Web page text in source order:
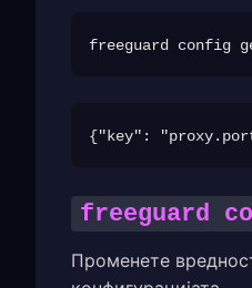
freeguard
Променете